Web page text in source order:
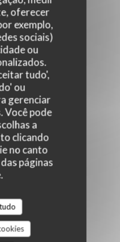
oferecer
exemplo,
sociais)
ou
tudo',
ou
gerenciar
Você pode
a
clicando
no canto
páginas